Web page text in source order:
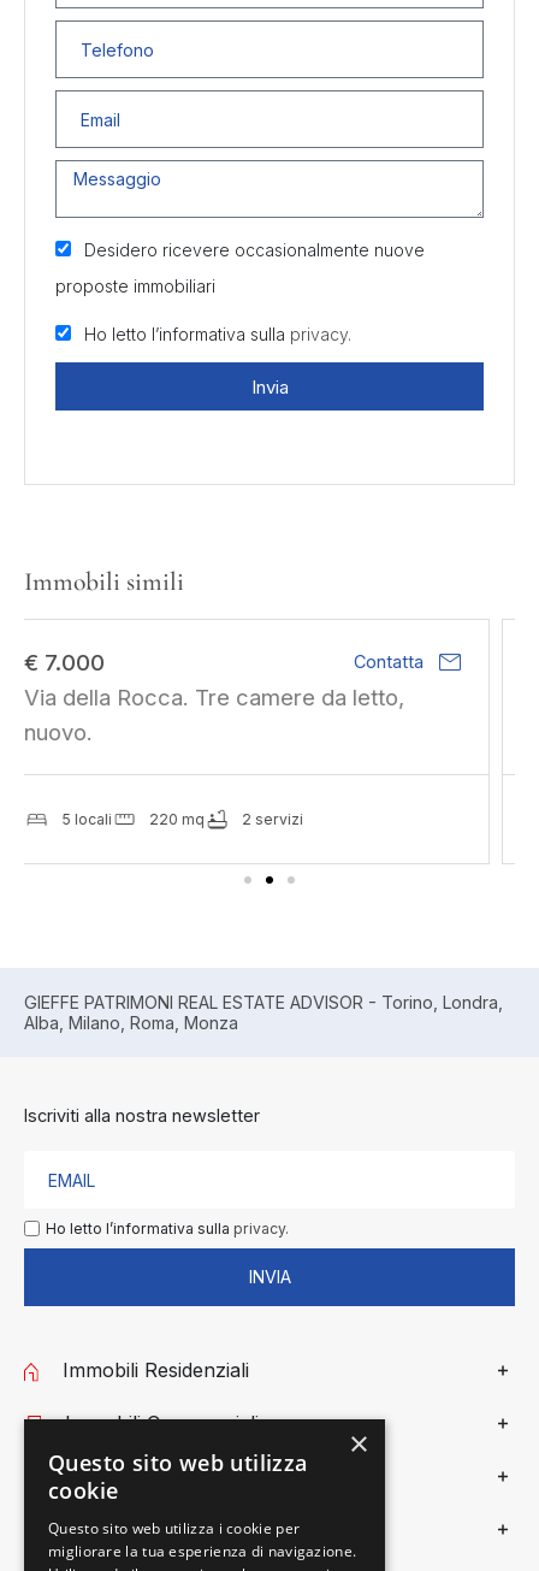
Desidero ricevere occasionalmente nuove
proposte immobiliari
Ho letto l’informativa sulla privacy.
Invia
Immobili simili
€ 850.000 Contatta
Parco Del Meisino. Sviluppo residenziale
di 1090 mq slp.
3 locali 1365 mq 2 servizi
GIEFFE PATRIMONI REAL ESTATE ADVISOR - Torino, Londra,
Alba, Milano, Roma, Monza
Iscriviti alla nostra newsletter
Ho letto l’informativa sulla privacy.
INVIA
Immobili Residenziali
Immobili Commerciali
Gieffe Patrimoni
Privacy
×
Questo sito web utilizza
cookie
Questo sito web utilizza i cookie per
migliorare la tua esperienza di navigazione.